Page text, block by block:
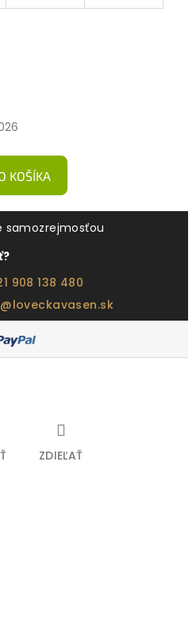
KOŠÍKA
samozrejmosťou
908 138 480
ZDIEĽAŤ